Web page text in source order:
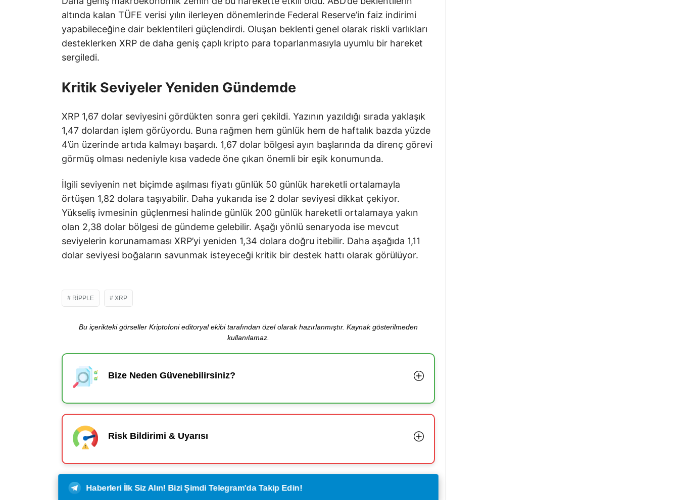
altında kalan TÜFE verisi yılın ilerleyen dönemlerinde Federal Reserve’in faiz indirimi
yapabileceğine dair beklentileri güçlendirdi. Oluşan beklenti genel olarak riskli varlıkları
desteklerken XRP de daha geniş çaplı kripto para toparlanmasıyla uyumlu bir hareket
sergiledi.
Kritik Seviyeler Yeniden Gündemde
XRP 1,67 dolar seviyesini gördükten sonra geri çekildi. Yazının yazıldığı sırada yaklaşık
1,47 dolardan işlem görüyordu. Buna rağmen hem günlük hem de haftalık bazda yüzde
4’ün üzerinde artıda kalmayı başardı. 1,67 dolar bölgesi ayın başlarında da direnç görevi
görmüş olması nedeniyle kısa vadede öne çıkan önemli bir eşik konumunda.
İlgili seviyenin net biçimde aşılması fiyatı günlük 50 günlük hareketli ortalamayla
örtüşen 1,82 dolara taşıyabilir. Daha yukarıda ise 2 dolar seviyesi dikkat çekiyor.
Yükseliş ivmesinin güçlenmesi halinde günlük 200 günlük hareketli ortalamaya yakın
olan 2,38 dolar bölgesi de gündeme gelebilir. Aşağı yönlü senaryoda ise mevcut
seviyelerin korunamaması XRP’yi yeniden 1,34 dolara doğru itebilir. Daha aşağıda 1,11
dolar seviyesi boğaların savunmak isteyeceği kritik bir destek hattı olarak görülüyor.
RIPPLE XRP
Bu içerikteki görseller Kriptofoni editoryal ekibi tarafından özel olarak hazırlanmıştır. Kaynak gösterilmeden
kullanılamaz.
Bize Neden Güvenebilirsiniz?
Risk Bildirimi & Uyarısı
Haberleri İlk Siz Alın! Bizi Şimdi Telegram'da Takip Edin!